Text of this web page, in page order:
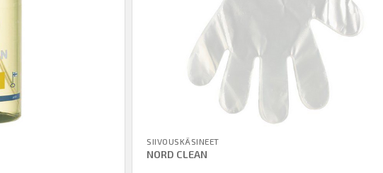
SIIVOUSKÄSINEET
NORD CLEAN